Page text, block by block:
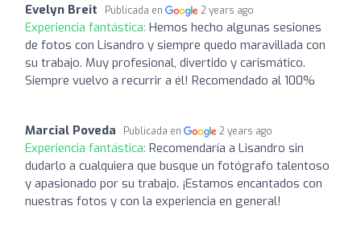
Evelyn Breit Publicada en 2 years ago
Experiencia fantástica: Hemos hecho algunas sesiones
de fotos con Lisandro y siempre quedo maravillada con
su trabajo. Muy profesional, divertido y carismático.
Siempre vuelvo a recurrir a él! Recomendado al 100%
Marcial Poveda Publicada en 2 years ago
Experiencia fantástica: Recomendaría a Lisandro sin
dudarlo a cualquiera que busque un fotógrafo talentoso
y apasionado por su trabajo. ¡Estamos encantados con
nuestras fotos y con la experiencia en general!